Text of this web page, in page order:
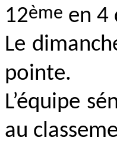
12ème en 4
Le
pointe.
L’équipe
au